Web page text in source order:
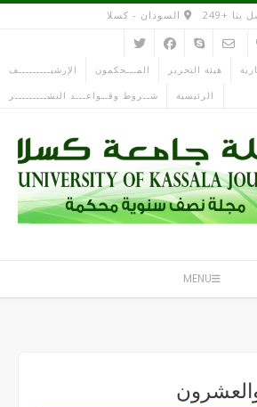
بنا +249 السودان - كسلا
اﻹرشيـــــــــف المـــحكمون هيئة التحرير
شــروط وقــواعـــد النشـــــــــر الرئيسية
MENU
والعشرون